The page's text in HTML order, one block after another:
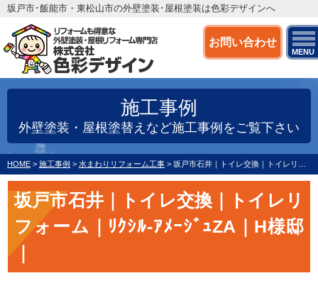
お問い合わせ
MENU
坂戸市･飯能市・東松山市の外壁塗装･屋根塗装は色彩デザインへ
施工事例
外壁塗装・屋根塗替えなど施工事例をご覧下さい
HOME > 施工事例 > 水まわりリフォーム工事 > 坂戸市石井｜トイレ交換｜トイレリフォーム｜ﾘｸｼﾙ‐ｱﾒｰｼﾞｭZA｜H様邸｜
坂戸市石井｜トイレ交換｜トイレリ
フォーム｜ﾘｸｼﾙ‐ｱﾒｰｼﾞｭZA｜H様邸
｜